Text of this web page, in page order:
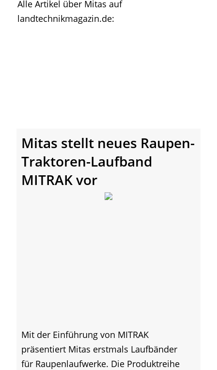
• Geschichte und Geschichten
• Messen und Veranstaltungen
Alle Artikel über Mitas auf
landtechnikmagazin.de:
Mitas stellt neues Raupen-
Traktoren-Laufband
MITRAK vor
Mit der Einführung von MITRAK
präsentiert Mitas erstmals Laufbänder
für Raupenlaufwerke. Die Produktreihe